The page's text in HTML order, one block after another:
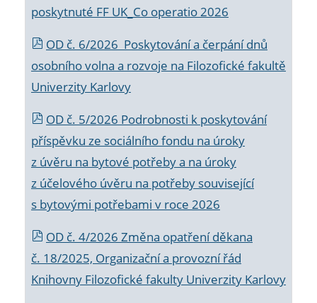
poskytnuté FF UK_Co operatio 2026
OD č. 6/2026 Poskytování a čerpání dnů
osobního volna a rozvoje na Filozofické fakultě
Univerzity Karlovy
OD č. 5/2026 Podrobnosti k poskytování
příspěvku ze sociálního fondu na úroky
z úvěru na bytové potřeby a na úroky
z účelového úvěru na potřeby související
s bytovými potřebami v roce 2026
OD č. 4/2026 Změna opatření děkana
č. 18/2025, Organizační a provozní řád
Knihovny Filozofické fakulty Univerzity Karlovy